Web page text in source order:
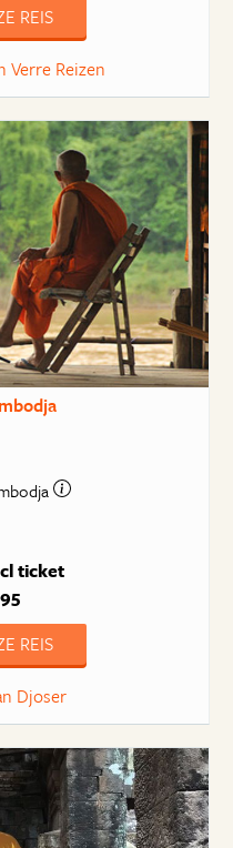
REIS
Verre Reizen
ticket
REIS
Djoser